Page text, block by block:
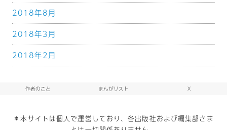
2018年8月
2018年3月
2018年2月
作者のこと まんがリスト X
＊本サイトは個人で運営しており、各出版社および編集部さま